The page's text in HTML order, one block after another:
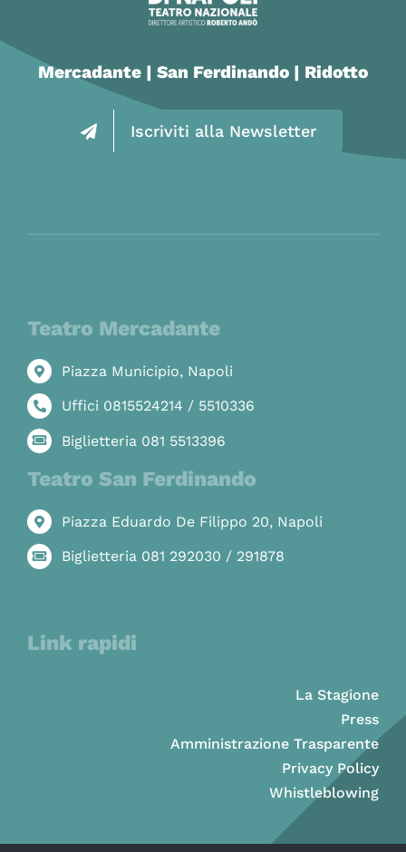
Mercadante | San Ferdinando | Ridotto
Iscriviti alla Newsletter
Teatro Mercadante
Piazza Municipio, Napoli
Uffici 0815524214 / 5510336
Biglietteria 081 5513396
Teatro San Ferdinando
Piazza Eduardo De Filippo 20, Napoli
Biglietteria 081 292030 / 291878
Link rapidi
La Stagione
Press
Amministrazione Trasparente
Privacy Policy
Whistleblowing